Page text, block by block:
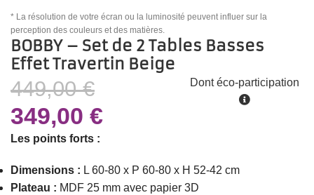
* La résolution de votre écran ou la luminosité peuvent influer sur la
perception des couleurs et des matières.
BOBBY – Set de 2 Tables Basses
Effet Travertin Beige
449,00€
349,00 €
Dont éco-participation
Les points forts :
Dimensions : L 60-80 x P 60-80 x H 52-42 cm
Plateau : MDF 25 mm avec papier 3D